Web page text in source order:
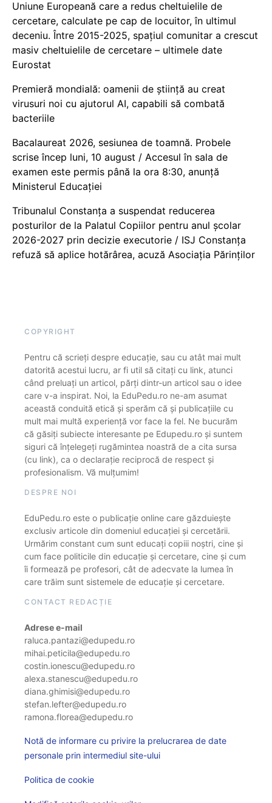
Uniune Europeană care a redus cheltuielile de
cercetare, calculate pe cap de locuitor, în ultimul
deceniu. Între 2015-2025, spațiul comunitar a crescut
masiv cheltuielile de cercetare – ultimele date
Eurostat
Premieră mondială: oamenii de știință au creat
virusuri noi cu ajutorul AI, capabili să combată
bacteriile
Bacalaureat 2026, sesiunea de toamnă. Probele
scrise încep luni, 10 august / Accesul în sala de
examen este permis până la ora 8:30, anunță
Ministerul Educației
Tribunalul Constanța a suspendat reducerea
posturilor de la Palatul Copiilor pentru anul școlar
2026-2027 prin decizie executorie / ISJ Constanța
refuză să aplice hotărârea, acuză Asociația Părinților
COPYRIGHT
Pentru că scrieți despre educație, sau cu atât mai mult
datorită acestui lucru, ar fi util să citați cu link, atunci
când preluați un articol, părți dintr-un articol sau o idee
care v-a inspirat. Noi, la EduPedu.ro ne-am asumat
această conduită etică și sperăm că și publicațiile cu
mult mai multă experiență vor face la fel. Ne bucurăm
că găsiți subiecte interesante pe Edupedu.ro și suntem
siguri că înțelegeți rugămintea noastră de a cita sursa
(cu link), ca o declarație reciprocă de respect și
profesionalism. Vă mulțumim!
DESPRE NOI
EduPedu.ro este o publicație online care găzduiește
exclusiv articole din domeniul educației și cercetării.
Urmărim constant cum sunt educați copiii noștri, cine și
cum face politicile din educație și cercetare, cine și cum
îi formează pe profesori, cât de adecvate la lumea în
care trăim sunt sistemele de educație și cercetare.
CONTACT REDACȚIE
Adrese e-mail
raluca.pantazi@edupedu.ro
mihai.peticila@edupedu.ro
costin.ionescu@edupedu.ro
alexa.stanescu@edupedu.ro
diana.ghimisi@edupedu.ro
stefan.lefter@edupedu.ro
ramona.florea@edupedu.ro
Notă de informare cu privire la prelucrarea de date
personale prin intermediul site-ului
Politica de cookie